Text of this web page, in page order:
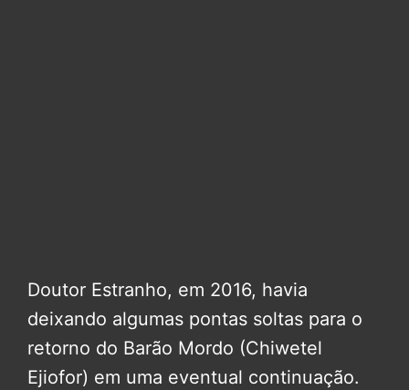
Doutor Estranho, em 2016, havia
deixando algumas pontas soltas para o
retorno do Barão Mordo (Chiwetel
Ejiofor) em uma eventual continuação.